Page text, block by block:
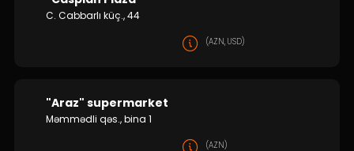
C. Cabbarlı küç., 44
(AZN, USD)
"Araz" supermarket
Məmmədli qəs., bina 1
(AZN)